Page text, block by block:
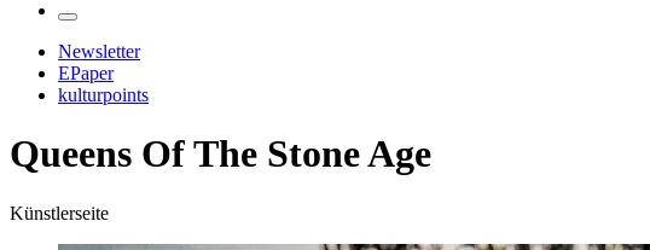
Newsletter
EPaper
kulturpoints
Queens Of The Stone Age
Künstlerseite